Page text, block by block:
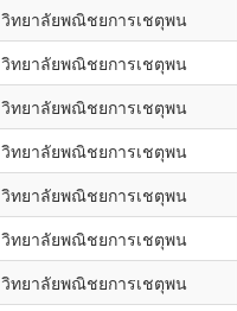
วิทยาลัยพณิชยการเชตุพน
วิทยาลัยพณิชยการเชตุพน
วิทยาลัยพณิชยการเชตุพน
วิทยาลัยพณิชยการเชตุพน
วิทยาลัยพณิชยการเชตุพน
วิทยาลัยพณิชยการเชตุพน
วิทยาลัยพณิชยการเชตุพน